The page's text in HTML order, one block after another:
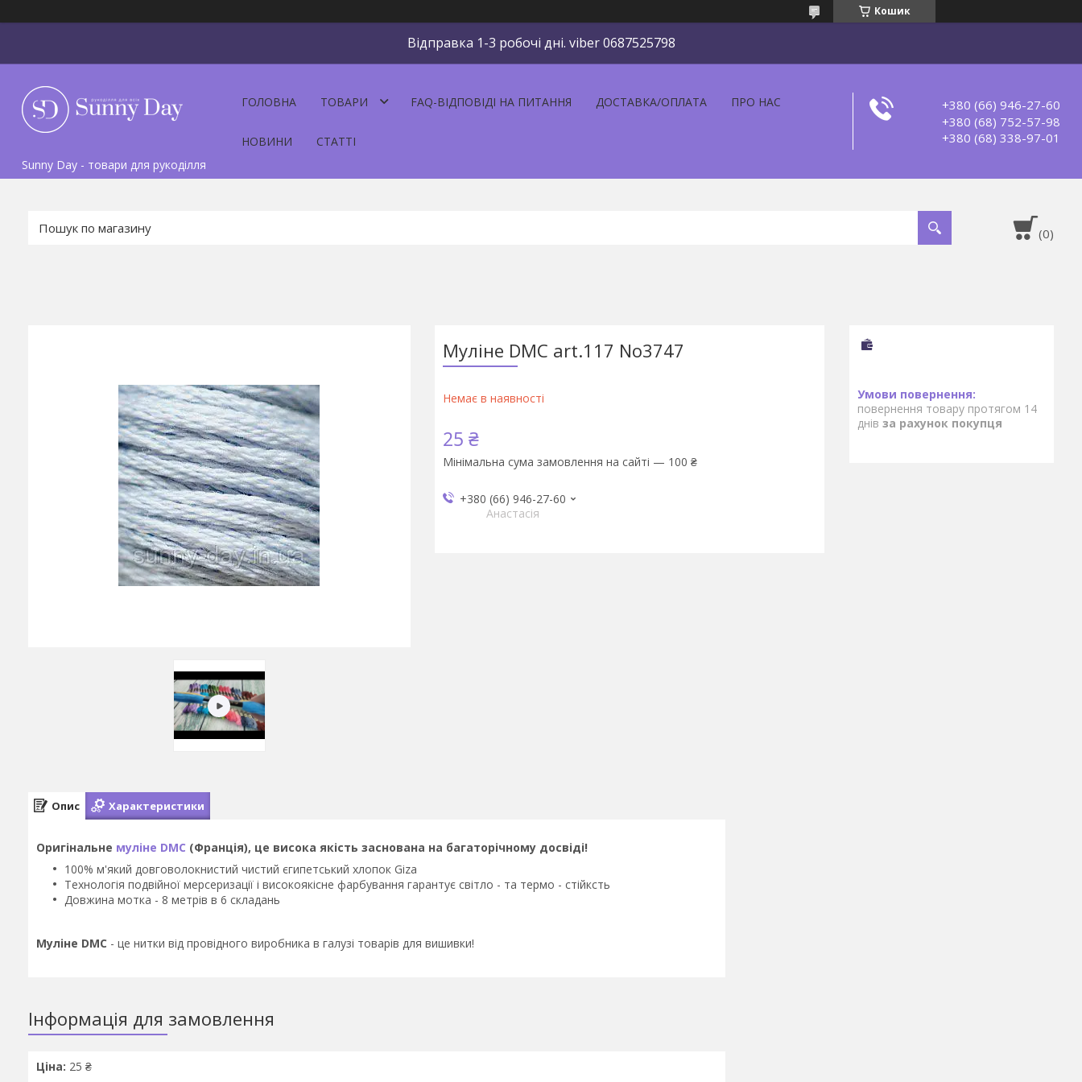
Кошик
Відправка 1-3 робочі дні. viber 0687525798
Sunny Day - товари для рукоділля
ГОЛОВНА ТОВАРИ FAQ-ВІДПОВІДІ НА ПИТАННЯ ДОСТАВКА/ОПЛАТА ПРО НАС
НОВИНИ СТАТТІ
+380 (66) 946-27-60
+380 (68) 752-57-98
+380 (68) 338-97-01
Муліне DMC art.117 No3747
Немає в наявності
25 ₴
Мінімальна сума замовлення на сайті — 100 ₴
+380 (66) 946-27-60
Анастасія
повернення товару протягом 14
днів за рахунок покупця
Опис Характеристики
Оригінальне муліне DMC (Франція), це висока якість заснована на багаторічному досвіді!
100% м'який довговолокнистий чистий єгипетський хлопок Giza
Технологія подвійної мерсеризації і високоякісне фарбування гарантує світло - та термо - стійксть
Довжина мотка - 8 метрів в 6 складань
Муліне DMC - це нитки від провідного виробника в галузі товарів для вишивки!
Інформація для замовлення
Ціна: 25 ₴